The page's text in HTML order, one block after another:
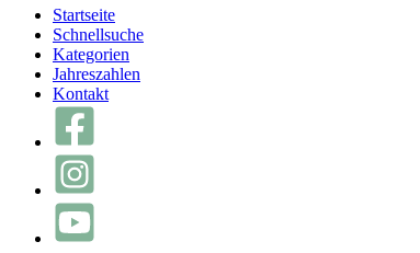
Startseite
Schnellsuche
Kategorien
Jahreszahlen
Kontakt